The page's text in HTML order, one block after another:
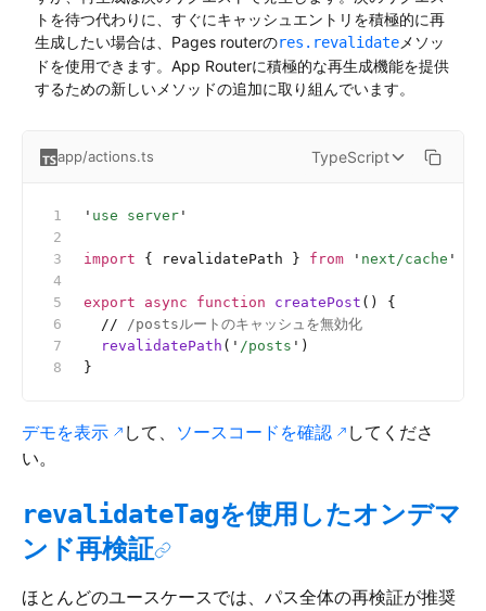
トを待つ代わりに、すぐにキャッシュエントリを積極的に再
生成したい場合は、Pages routerのres.revalidate メソッ
ドを使用できます。App Routerに積極的な再生成機能を提供
するための新しいメソッドの追加に取り組んでいます。
app/actions.ts TypeScript
' use server '
import { revalidatePath } from ' next/cache '
export async function createPost () {
  //
/postsルートのキャッシュを無効化
  revalidatePath
( ' /posts ' )
}
デモを表示 して、 ソースコードを確認
してくださ
い。
revalidateTagを使用したオンデマ
ンド再検証
ほとんどのユースケースでは、パス全体の再検証が推奨